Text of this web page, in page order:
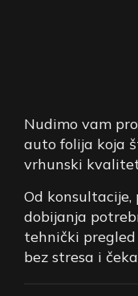
BRZA I
FOLIJA
Nudimo vam
auto folija koja
vrhunski
Od konsultacije,
dobijanja
tehnički
bez stresa i